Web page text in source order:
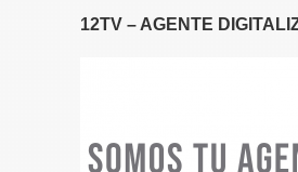
12TV – AGENTE